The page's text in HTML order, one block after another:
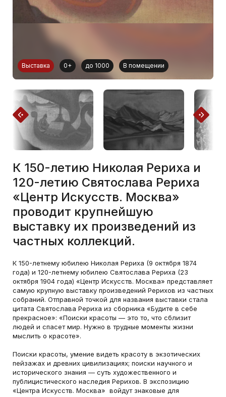
Выставка 0+ до 1000 В помещении
К 150-летию Николая Рериха и
120-летию Святослава Рериха
«Центр Искусств. Москва»
проводит крупнейшую
выставку их произведений из
частных коллекций.
К 150-летнему юбилею Николая Рериха (9 октября 1874
года) и 120-летнему юбилею Святослава Рериха (23
октября 1904 года) «Центр Искусств. Москва» представляет
самую крупную выставку произведений Рерихов из частных
собраний. Отправной точкой для названия выставки стала
цитата Святослава Рериха из сборника «Будите в себе
прекрасное»: «Поиски красоты — это то, что сблизит
людей и спасет мир. Нужно в трудные моменты жизни
мыслить о красоте».
Поиски красоты, умение видеть красоту в экзотических
пейзажах и древних цивилизациях; поиски научного и
исторического знания — суть художественного и
публицистического наследия Рерихов. В экспозицию
«Центра Искусств. Москва» войдут знаковые для